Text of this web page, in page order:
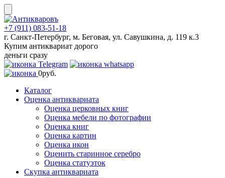
Skip
to
content
+7 (911) 083-51-18
г. Санкт-Петербург, м. Беговая, ул. Савушкина, д. 119 к.3
Купим антиквариат дорого
деньги сразу
0руб.
Каталог
Оценка антиквариата
Оценка церковных книг
Оценка мебели по фотографии
Оценка книг
Оценка картин
Оценка икон
Оценить старинное серебро
Оценка статуэток
Скупка антиквариата